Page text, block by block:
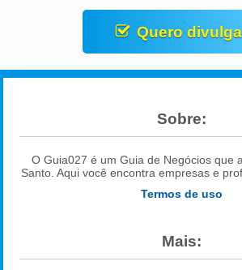
Quero
Sobre:
O Guia027 é um Guia de Negócios que
Santo. Aqui você encontra empresas e
Termos de uso
Mais: